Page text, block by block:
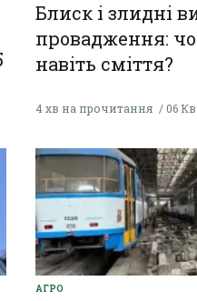
Блиск і злидні
провадження:
навіть сміття?
4 хв на прочитання 06
АГРО